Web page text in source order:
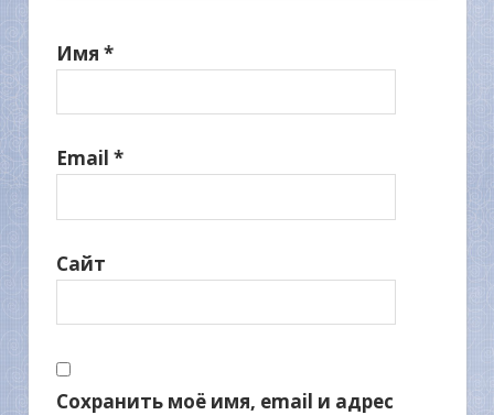
Имя *
Email *
Сайт
Сохранить моё имя, email и адрес